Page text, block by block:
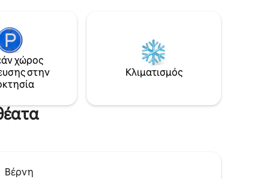
άτομα
Βέρνης.. και ταυτόχρονα μόνο 5 λεπτά
από τον ποταμό Aare ή τον Βοτανικό
Κήπο της Βέρνης. Περιλαμβάνονται
εισιτήρια για δωρεάν δημόσιες
ασανσέρ.
χώρος
στην
Κλιματισμός
Βέρνη